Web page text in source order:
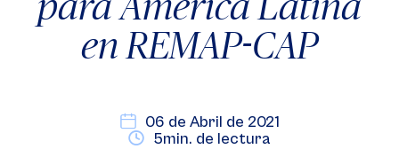
en REMAP-CAP
06 de Abril de 2021
5min. de lectura